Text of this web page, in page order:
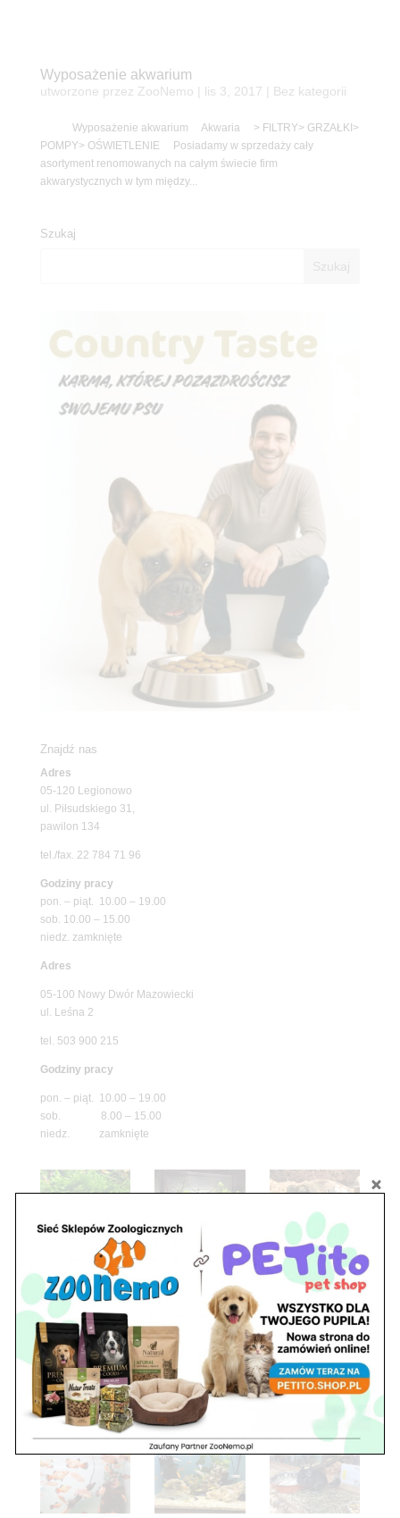
Wyposażenie akwarium
utworzone przez ZooNemo lis 3, 2017 | Bez kategorii
Wyposażenie akwarium Akwaria > FILTRY> GRZAŁKI>
POMPY> OŚWIETLENIE Posiadamy w sprzedaży cały
asortyment renomowanych na całym świecie firm
akwarystycznych w tym między...
Szukaj
Znajdź nas
Adres
05-120 Legionowo
ul. Piłsudskiego 31,
pawilon 134
tel./fax. 22 784 71 96
Godziny pracy
pon. – piąt. 10.00 – 19.00
sob. 10.00 – 15.00
niedz. zamknięte
Adres
05-100 Nowy Dwór Mazowiecki
ul. Leśna 2
tel. 503 900 215
Godziny pracy
pon. – piąt. 10.00 – 19.00
sob. 8.00 – 15.00
niedz. zamknięte